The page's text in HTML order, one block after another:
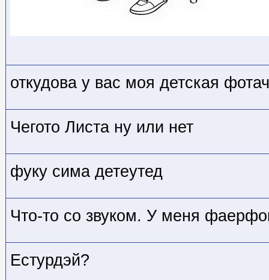
откудова у вас моя детская
Чегото Листа ну или нет
фуку сима детеутед
Что-то со звуком. У меня
Естурдэй?